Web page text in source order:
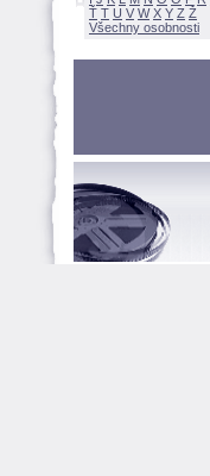
Ť T U V W X Y Z
Všechny osobnosti